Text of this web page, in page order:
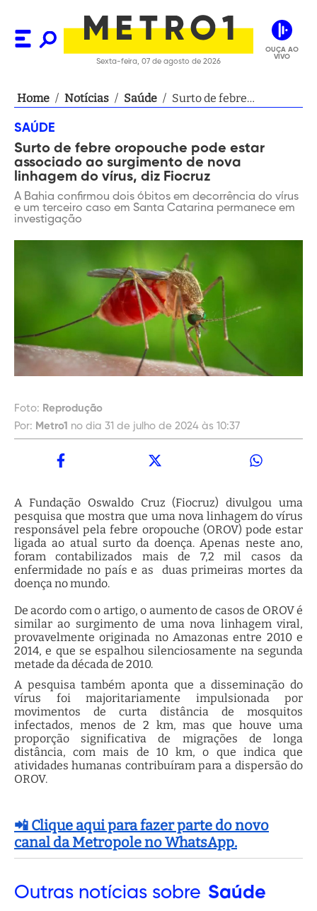
Sexta-feira, 07 de agosto de 2026
OUÇA AO
VIVO
Home / Notícias / Saúde / Surto de febre
surgimento de nova
linhagem do vírus, diz
Fiocruz
SAÚDE
Surto de febre oropouche pode estar
associado ao surgimento de nova
linhagem do vírus, diz Fiocruz
A Bahia confirmou dois óbitos em decorrência do vírus
e um terceiro caso em Santa Catarina permanece em
investigação
Foto: Reprodução
Por: Metro1 no dia 31 de julho de 2024 às 10:37
A Fundação Oswaldo Cruz (Fiocruz) divulgou uma
pesquisa que mostra que uma nova linhagem do vírus
responsável pela febre oropouche (OROV) pode estar
ligada ao atual surto da doença. Apenas neste ano,
foram contabilizados mais de 7,2 mil casos da
enfermidade no país e as duas primeiras mortes da
doença no mundo.
De acordo com o artigo, o aumento de casos de OROV é
similar ao surgimento de uma nova linhagem viral,
provavelmente originada no Amazonas entre 2010 e
2014, e que se espalhou silenciosamente na segunda
metade da década de 2010.
A pesquisa também aponta que a disseminação do
vírus foi majoritariamente impulsionada por
movimentos de curta distância de mosquitos
infectados, menos de 2 km, mas que houve uma
proporção significativa de migrações de longa
distância, com mais de 10 km, o que indica que
atividades humanas contribuíram para a dispersão do
OROV.
📲 Clique aqui para fazer parte do novo
canal da Metropole no WhatsApp.
Outras notícias sobre Saúde